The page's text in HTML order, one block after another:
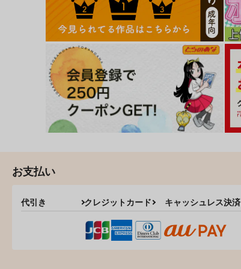
お支払い
代引き クレジットカード キャッシュレス決済